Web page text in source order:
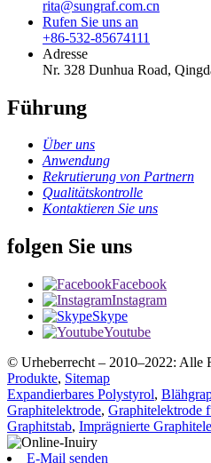
rita@sungraf.com.cn
Rufen Sie uns an
+86-532-85674111
Adresse
Nr. 328 Dunhua Road,
Führung
Über uns
Anwendung
Rekrutierung von Partnern
Qualitätskontrolle
Kontaktieren Sie uns
folgen Sie uns
Facebook
Instagram
Skype
Youtube
© Urheberrecht – 2010–2022: Alle
Produkte, Sitemap
Expandierbares Polystyrol,
Graphitelektrode, Graphitelektrode
Graphitstab, Imprägnierte
E-Mail senden